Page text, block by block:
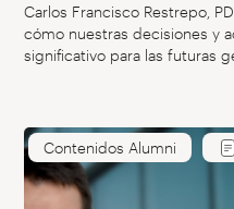
Carlos Francisco Restrepo,
cómo nuestras decisiones y
significativo para las futuras
Contenidos Alumni